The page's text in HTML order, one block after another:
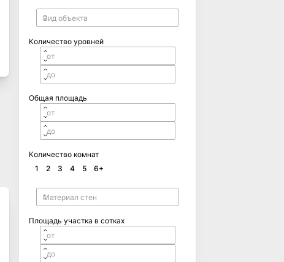
Количество уровней
Общая площадь
Количество комнат
1
2 3 4 5 6+
Площадь участка в сотках